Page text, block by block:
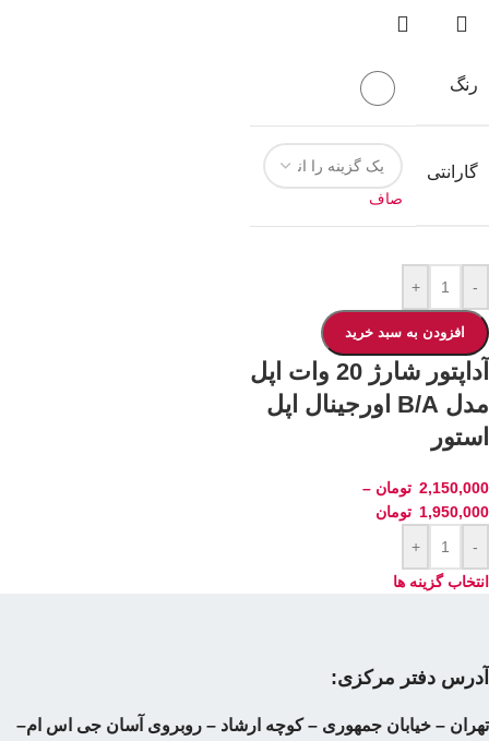
رنگ
سفید
گارانتی
صاف
-
+
افزودن به سبد خرید
آداپتور شارژ 20 وات اپل
مدل B/A اورجینال اپل
استور
2,150,000 تومان –
1,950,000 تومان
-
+
انتخاب گزینه ها
آدرس دفتر مرکزی:
تهران – خیابان جمهوری – کوچه ارشاد – روبروی آسان جی اس ام–